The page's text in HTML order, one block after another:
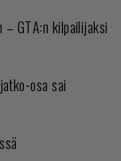
– GTA:n kilpailijaksi
osa sai